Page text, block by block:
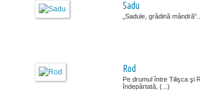
Sadu
„Sadule, grădină
Rod
Pe drumul între Tilişca şi
îndepărtată, (...)